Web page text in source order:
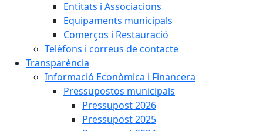
Entitats i Associacions
Equipaments municipals
Comerços i Restauració
Telèfons i correus de contacte
Transparència
Informació Econòmica i Financera
Pressupostos municipals
Pressupost 2026
Pressupost 2025